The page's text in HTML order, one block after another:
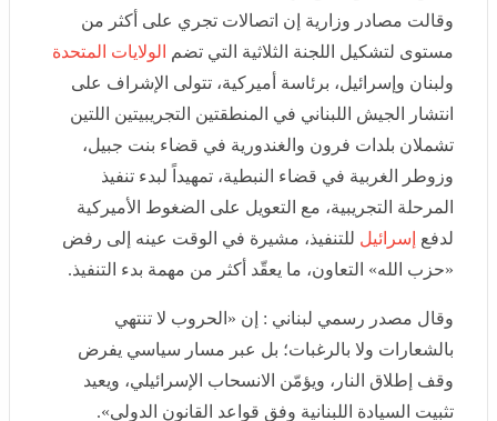
انتشار الجيش اللبناني في المنطقتين التجريبيتين اللتين
تشملان بلدات فرون والغندورية في قضاء بنت جبيل، وزوطر
الغربية في قضاء النبطية، تمهيداً لبدء تنفيذ المرحلة
التجريبية، مع التعويل على الضغوط الأميركية لدفعإسرائيل
للتنفيذ، مشيرة في الوقت عينه إلى رفض «حزب الله»
التعاون، ما يعقّد أكثر من مهمة بدء التنفيذ.
وقال مصدر رسمي لبناني : إن «الحروب لا تنتهي بالشعارات
ولا بالرغبات؛ بل عبر مسار سياسي يفرض وقف إطلاق النار،
ويؤمّن الانسحاب الإسرائيلي، ويعيد تثبيت السيادة اللبنانية
وفق قواعد القانون الدولي».
وقال:إن «المعترضين على (اتفاق الإطار) لا يقدمون أي بديل
عملي؛ بل يدفعون نحو إطالة عمر الحرب، وتعميق مأساة
اللبنانيين؛ لا سيما أبناء الجنوب، وإبقاء لبنان ساحة لتصفية